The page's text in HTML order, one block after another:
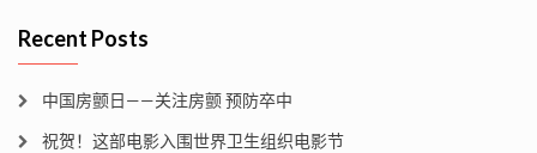
Recent Posts
中国房颤日——关注房颤 预防卒中
祝贺！这部电影入围世界卫生组织电影节